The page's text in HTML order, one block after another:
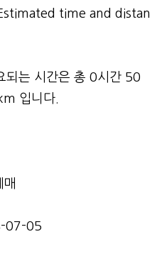
time and distan
되는 시간은 총 0시간 50
입니다.
매
07-05